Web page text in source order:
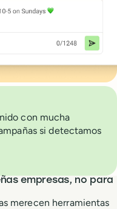
con mucha
si detectamos
empresas, no para
merecen herramientas